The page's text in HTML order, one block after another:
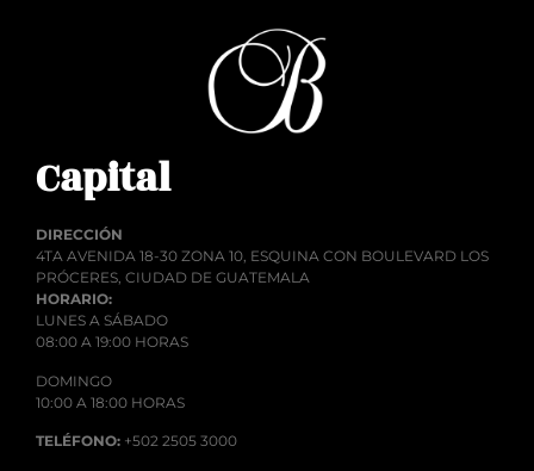
Capital
DIRECCIÓN
4TA AVENIDA 18-30 ZONA 10, ESQUINA CON BOULEVARD LOS
PRÓCERES, CIUDAD DE GUATEMALA
HORARIO:
LUNES A SÁBADO
08:00 A 19:00 HORAS
DOMINGO
10:00 A 18:00 HORAS
TELÉFONO: +502 2505 3000